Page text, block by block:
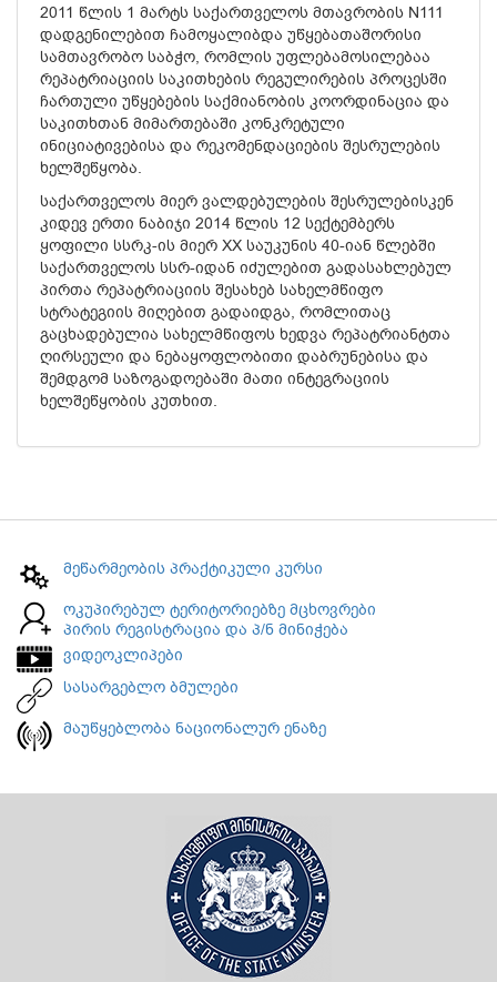
2011 წლის 1 მარტს საქართველოს მთავრობის N111
დადგენილებით ჩამოყალიბდა უწყებათაშორისი
სამთავრობო საბჭო, რომლის უფლებამოსილებაა
რეპატრიაციის საკითხების რეგულირების პროცესში
ჩართული უწყებების საქმიანობის კოორდინაცია და
საკითხთან მიმართებაში კონკრეტული
ინიციატივებისა და რეკომენდაციების შესრულების
ხელშეწყობა.
საქართველოს მიერ ვალდებულების შესრულებისკენ
კიდევ ერთი ნაბიჯი 2014 წლის 12 სექტემბერს
ყოფილი სსრკ-ის მიერ XX საუკუნის 40-იან წლებში
საქართველოს სსრ-იდან იძულებით გადასახლებულ
პირთა რეპატრიაციის შესახებ სახელმწიფო
სტრატეგიის მიღებით გადაიდგა, რომლითაც
გაცხადებულია სახელმწიფოს ხედვა რეპატრიანტთა
ღირსეული და ნებაყოფლობითი დაბრუნებისა და
შემდგომ საზოგადოებაში მათი ინტეგრაციის
ხელშეწყობის კუთხით.
მეწარმეობის პრაქტიკული კურსი
ოკუპირებულ ტერიტორიებზე მცხოვრები
პირის რეგისტრაცია და პ/ნ მინიჭება
ვიდეოკლიპები
სასარგებლო ბმულები
მაუწყებლობა ნაციონალურ ენაზე